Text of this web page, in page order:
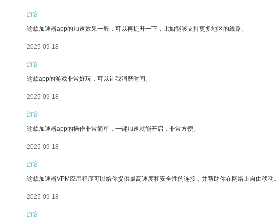
游客
这款加速器app的加速效果一般，可以再提升一下，比如能够支持更多地区的线路。
2025-09-18
游客
这款app的游戏非常好玩，可以让我消磨时间。
2025-09-18
游客
这款加速器app的操作非常简单，一键加速就能开启，非常方便。
2025-09-18
游客
这款加速器VPM应用程序可以给你提供最高速度和安全性的连接，并帮助你在网络上自由移动。
2025-09-18
游客